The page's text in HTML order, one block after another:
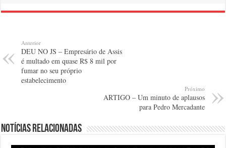
Anterior
DEU NO JS – Empresário de Assis
é multado em quase R$ 8 mil por
fumar no seu próprio
estabelecimento
Próximo
ARTIGO – Um minuto de aplausos
para Pedro Mercadante
Notícias relacionadas